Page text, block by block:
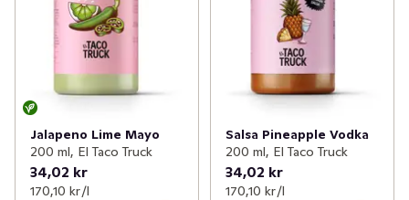
Jalapeno Lime Mayo
200 ml, El Taco Truck
34,02 kr
170,10 kr /l
Salsa Pineapple Vodka
200 ml, El Taco Truck
34,02 kr
170,10 kr /l